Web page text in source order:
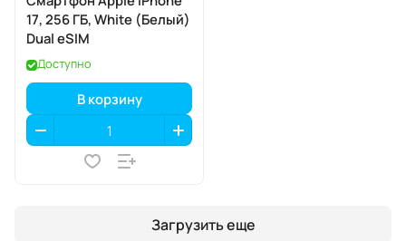
17, 256 ГБ, White (Белый)
Dual eSIM
Доступно
В корзину
Загрузить еще